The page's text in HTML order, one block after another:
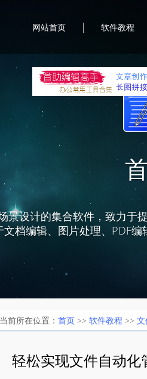
景设计的集合软件，致力于
文档编辑、图片处理、PDF
网站首页 | 软件教程
当前所在位置： 首页 >> 软件教程 >> 文
轻松实现文件自动化